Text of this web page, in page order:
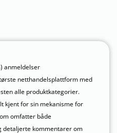
anmeldelser
netthandelsplattform med
alle produktkategorier.
kjent for sin mekanisme for
omfatter både
detaljerte kommentarer om